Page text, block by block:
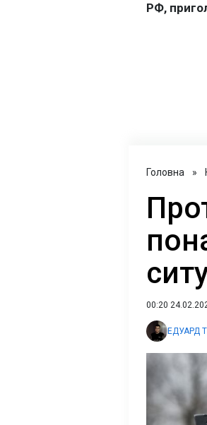
Головна »
00:20
ЕДУАРД